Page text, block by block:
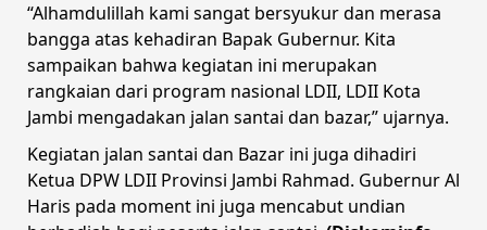
“Alhamdulillah kami sangat bersyukur dan merasa
bangga atas kehadiran Bapak Gubernur. Kita
sampaikan bahwa kegiatan ini merupakan
rangkaian dari program nasional LDII, LDII Kota
Jambi mengadakan jalan santai dan bazar,” ujarnya.
Kegiatan jalan santai dan Bazar ini juga dihadiri
Ketua DPW LDII Provinsi Jambi Rahmad. Gubernur Al
Haris pada moment ini juga mencabut undian